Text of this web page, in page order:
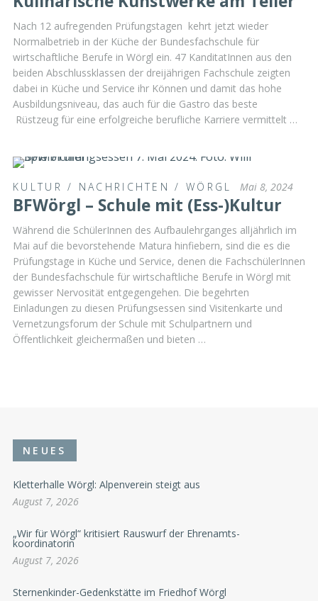
Nach 12 aufregenden Prüfungstagen kehrt jetzt wieder
Normalbetrieb in der Küche der Bundesfachschule für
wirtschaftliche Berufe in Wörgl ein. 47 KanditatInnen aus den
beiden Abschlussklassen der dreijährigen Fachschule zeigten
dabei in Küche und Service ihr Können und damit das hohe
Ausbildungsniveau, das auch für die Gastro das beste
Rüstzeug für eine erfolgreiche berufliche Karriere vermittelt …
KULTUR / NACHRICHTEN /WÖRGL Mai 8, 2024
BFWörgl – Schule mit (Ess-)Kultur
Während die SchülerInnen des Aufbaulehrganges alljährlich im
Mai auf die bevorstehende Matura hinfiebern, sind die es die
Prüfungstage in Küche und Service, denen die FachschülerInnen
der Bundesfachschule für wirtschaftliche Berufe in Wörgl mit
gewisser Nervosität entgegengehen. Die begehrten
Einladungen zu diesen Prüfungsessen sind Visitenkarte und
Vernetzungsforum der Schule mit Schulpartnern und
Öffentlichkeit gleichermaßen und bieten …
NEUES
Kletterhalle Wörgl: Alpenverein steigt aus
August 7, 2026
„Wir für Wörgl“ kritisiert Rauswurf der Ehrenamts-
koordinatorin
August 7, 2026
Sternenkinder-Gedenkstätte im Friedhof Wörgl